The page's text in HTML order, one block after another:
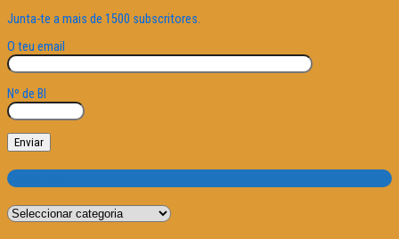
Junta-te a mais de 1500 subscritores.
O teu email
Nº de BI
Categorias
Categorias